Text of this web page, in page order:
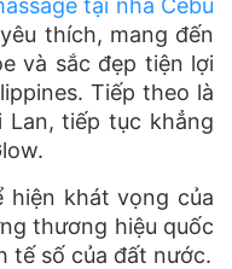
tại nhà Cebu
thích, mang đến
và sắc đẹp tiện lợi
Tiếp theo là
tiếp tục khẳng
hiện khát vọng của
thương hiệu quốc
tế số của đất nước.